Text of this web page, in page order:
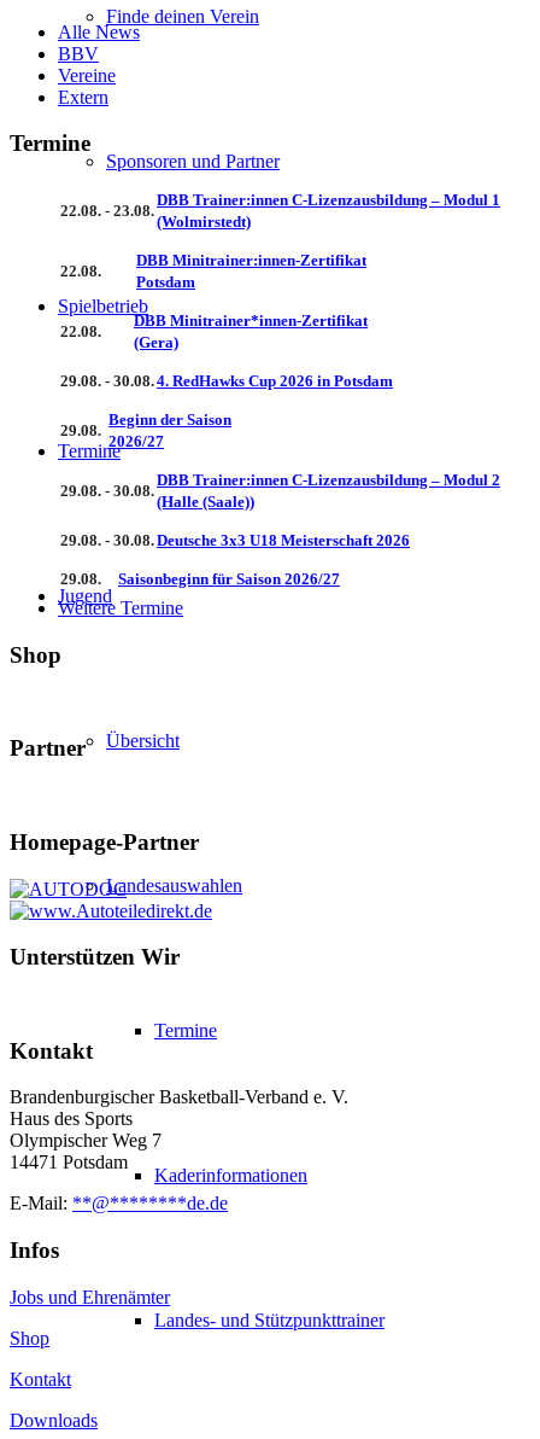
Finde deinen Verein
Sponsoren und Partner
Spielbetrieb
Termine
Jugend
Übersicht
Landesauswahlen
Termine
Kaderinformationen
Landes- und Stützpunkttrainer
Alle News
BBV
Vereine
Extern
Termine
22.08. - 23.08.
DBB Trainer:innen C-Lizenzausbildung – Modul 1
(Wolmirstedt)
22.08.
DBB Minitrainer:innen-Zertifikat
Potsdam
22.08.
DBB Minitrainer*innen-Zertifikat
(Gera)
29.08. - 30.08.4. RedHawks Cup 2026 in Potsdam
29.08.
Beginn der Saison
2026/27
29.08. - 30.08.
DBB Trainer:innen C-Lizenzausbildung – Modul 2
(Halle (Saale))
29.08. - 30.08.Deutsche 3x3 U18 Meisterschaft 2026
29.08. Saisonbeginn für Saison 2026/27
Weitere Termine
Shop
Partner
Homepage-Partner
Unterstützen Wir
Kontakt
Brandenburgischer Basketball-Verband e. V.
Haus des Sports
Olympischer Weg 7
14471 Potsdam
E-Mail: **@********de.de
Infos
Jobs und Ehrenämter
Shop
Kontakt
Downloads